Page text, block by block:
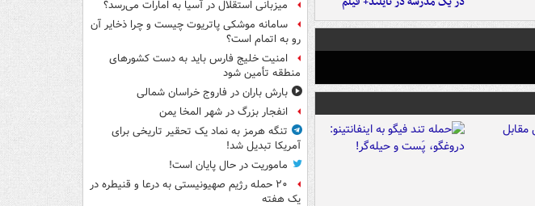
میزبانی استقلال در آسیا به امارات می‌رسد؟
سامانه موشکی پاتریوت چیست و چرا ذخایر آن
رو به اتمام است؟
امنیت خلیج فارس باید به دست کشورهای
منطقه تأمین شود
بارش باران در فاروج خراسان شمالی
انفجار بزرگ در شهر المخا یمن
تنگه هرمز به نماد یک تحقیر تاریخی برای
آمریکا تبدیل شد!
ماموریت در حال پایان است!
۲۰ حمله رژیم صهیونیستی به درعا و قنیطره در
یک هفته